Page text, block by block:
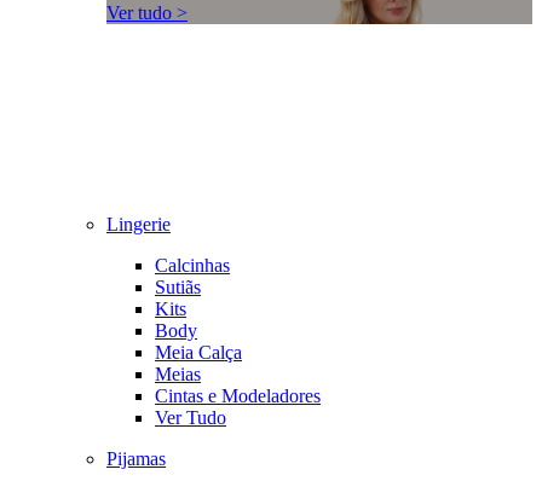
Ver tudo >
Lingerie
Calcinhas
Sutiãs
Kits
Body
Meia Calça
Meias
Cintas e Modeladores
Ver Tudo
Pijamas